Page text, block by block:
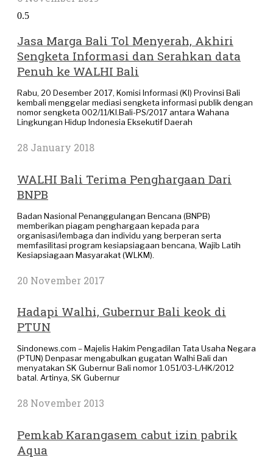
Jasa Marga Bali Tol Menyerah, Akhiri
Sengketa Informasi dan Serahkan data
Penuh ke WALHI Bali
Rabu, 20 Desember 2017, Komisi Informasi (KI) Provinsi Bali
kembali menggelar mediasi sengketa informasi publik dengan
nomor sengketa 002/11/KI.Bali-PS/2017 antara Wahana
Lingkungan Hidup Indonesia Eksekutif Daerah
28 January 2018
WALHI Bali Terima Penghargaan Dari
BNPB
Badan Nasional Penanggulangan Bencana (BNPB)
memberikan piagam penghargaan kepada para
organisasi/lembaga dan individu yang berperan serta
memfasilitasi program kesiapsiagaan bencana, Wajib Latih
Kesiapsiagaan Masyarakat (WLKM).
20 November 2017
Hadapi Walhi, Gubernur Bali keok di
PTUN
Sindonews.com – Majelis Hakim Pengadilan Tata Usaha Negara
(PTUN) Denpasar mengabulkan gugatan Walhi Bali dan
menyatakan SK Gubernur Bali nomor 1.051/03-L/HK/2012
batal. Artinya, SK Gubernur
28 November 2013
Pemkab Karangasem cabut izin pabrik
Aqua